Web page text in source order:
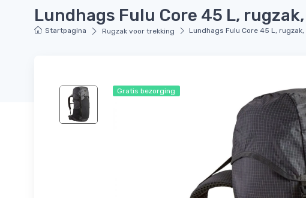
Lundhags Fulu Core 45 L,
Startpagina Rugzak voor trekking Lundhags Fulu Core 45 L,
Gratis bezorging